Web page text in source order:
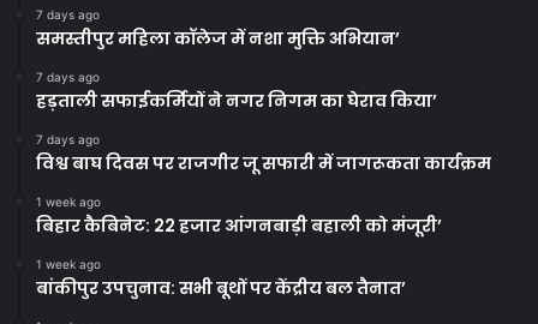
7 days ago
समस्तीपुर महिला कॉलेज में नशा मुक्ति अभियान’
7 days ago
हड़ताली सफाईकर्मियों ने नगर निगम का घेराव किया’
7 days ago
विश्व बाघ दिवस पर राजगीर जू सफारी में जागरूकता कार्यक्रम
1 week ago
बिहार कैबिनेट: 22 हजार आंगनबाड़ी बहाली को मंजूरी’
1 week ago
बांकीपुर उपचुनाव: सभी बूथों पर केंद्रीय बल तैनात’